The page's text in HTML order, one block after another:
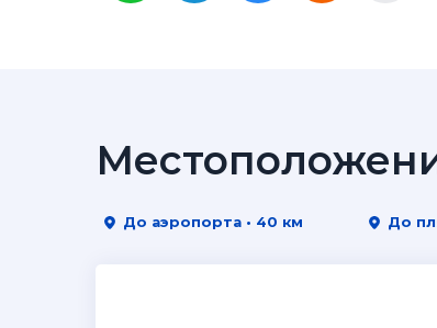
До аэропорта • 40 км До